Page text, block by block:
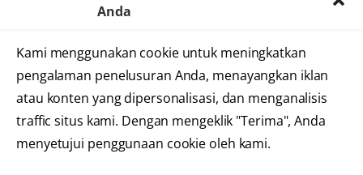
Anda
Kami menggunakan cookie untuk meningkatkan
pengalaman penelusuran Anda, menayangkan iklan
atau konten yang dipersonalisasi, dan menganalisis
traffic situs kami. Dengan mengeklik "Terima", Anda
menyetujui penggunaan cookie oleh kami.
Gangguan pembekuan darah tertentu
Imobilisasi jangka panjang
Gagal jantung dengan fungsi pompa yang
sangat lemah